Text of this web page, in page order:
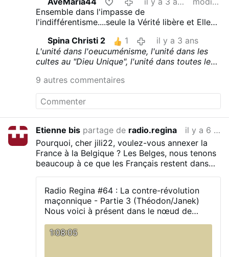
pas plein, et les médias du Vatican n'ont
pas pu cacher leur embarras.
François est
arrivé en fauteuil roulant et a été
immédiatement rejoint par le patriarche de
Constantinople, Bartholomée. Pendant le
spectacle, il s'est assis dans une rangée
avec d'autres autorités religieuses non
catholiques, comme l'archevêque laïc
rose. Sœur Nathalie Becquart, sous-
secrétaire de l'ex-synode, a tenté de
maintenir la façade en disant [malgré les
bancs vides] que "nous sommes en
communion avec de nombreux chrétiens
qui prient pour nous dans leurs
communautés locales à travers le monde."
L'œcuménisme est mort. Aujourd'hui, les
pas capables d'assurer …
Plus
Ensemble dans l'impasse de
l'indifférentisme....seule la Vérité libère et Elle
Spina Christi 2
1
il y a 3 ans
L'unité dans l'oeucuménisme, l'unité dans les
cultes au "Dieu Unique", l'unité dans toutes les
9 autres commentaires
Etienne bis partage de radio.regina
il y a 6 ans
Pourquoi, cher jili22, voulez-vous annexer la
France à la Belgique ? Les Belges, nous tenons
beaucoup à ce que les Français restent dans
Radio Regina #64 : La contre-révolution
maçonnique - Partie 3 (Théodon/Janek)
Nous voici à présent dans le nœud de
fait-il que Joseph De Maistre, figure
1:08:05